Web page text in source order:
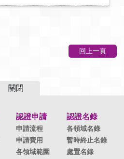
回上一頁
關閉
認證申請
申請流程
申請費用
各領域範圍
認證名錄
各領域名錄
暫時終止名錄
處置名錄